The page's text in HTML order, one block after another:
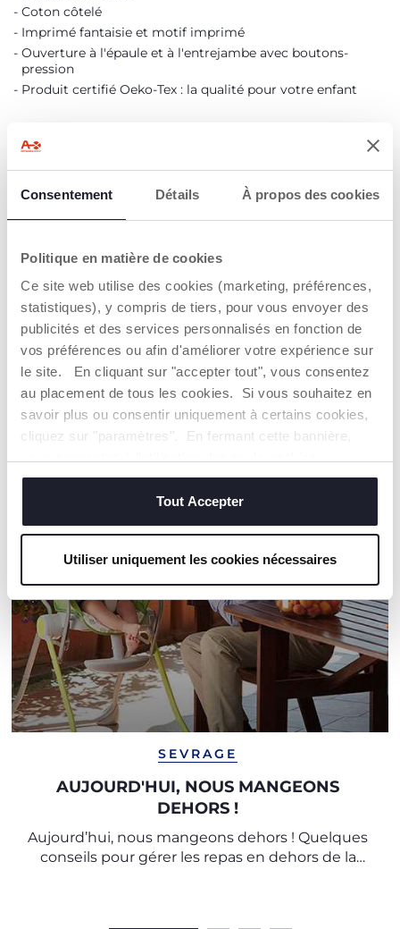
Consentement Détails À propos des cookies
Politique en matière de cookies
Ce site web utilise des cookies (marketing, préférences,
statistiques), y compris de tiers, pour vous envoyer des
publicités et des services personnalisés en fonction de
vos préférences ou afin d'améliorer votre expérience sur
le site. En cliquant sur "accepter tout", vous consentez
au placement de tous les cookies. Si vous souhaitez en
savoir plus ou consentir uniquement à certains cookies,
cliquez sur "paramètres". En fermant cette bannière,
techniques, qui sont essentiels au service demandé.
Tout Accepter
Utiliser uniquement les cookies nécessaires
Coton côtelé
Imprimé fantaisie et motif imprimé
Ouverture à l'épaule et à l'entrejambe avec boutons-
pression
Produit certifié Oeko-Tex : la qualité pour votre enfant
AVERTISSEMENTS ET INSTRUCTIONS
Trouver un Revendeur
NOS RECOMMANDATIONS
SEVRAGE
AUJOURD'HUI, NOUS MANGEONS
DEHORS !
Aujourd’hui, nous mangeons dehors ! Quelques
conseils pour gérer les repas en dehors de la